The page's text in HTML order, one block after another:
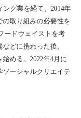
ング業を経て、2014年
の取り組みの必要性を
ードウェイストを考
どに携わった後、
める。2022年4月に
ソーシャルクリエイテ